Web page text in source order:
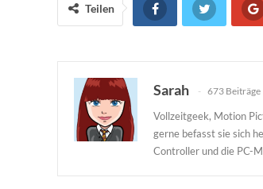
Teilen
Sarah 673 Beiträge
Vollzeitgeek, Motion
gerne befasst sie sich
Controller und die PC-